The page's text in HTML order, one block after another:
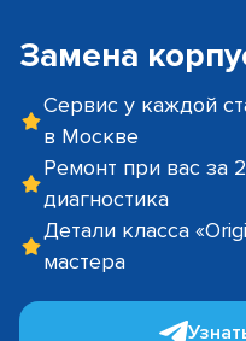
Замена
Сервис у каждой
в Москве
Ремонт при вас за
диагностика
Детали класса
мастера